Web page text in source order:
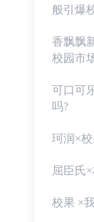
般引爆
香飘飘
校园市
可口可
吗?
珂润×
屈臣氏
校果 ×